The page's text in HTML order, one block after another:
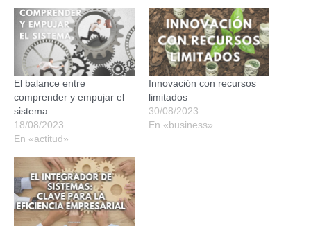
El balance entre
comprender y empujar el
sistema
18/08/2023
En «actitud»
Innovación con recursos
limitados
30/08/2023
En «business»